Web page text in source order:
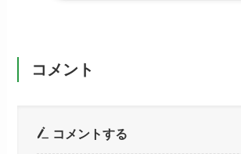
コメント
コメントする